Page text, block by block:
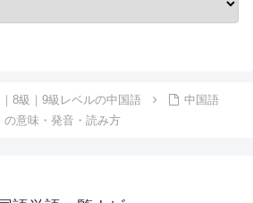
8級｜9級レベルの中国語
中国語
の意味・発音・読み方